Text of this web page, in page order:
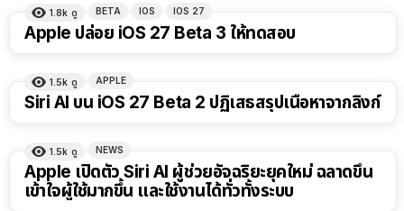
1.8k ดู BETA IOS IOS 27
Apple ปล่อย iOS 27 Beta 3 ให้ทดสอบ
1.5k ดู APPLE
Siri AI บน iOS 27 Beta 2 ปฏิเสธสรุปเนื้อหาจากลิงก์
1.5k ดู NEWS
Apple เปิดตัว Siri AI ผู้ช่วยอัจฉริยะยุคใหม่ ฉลาดขึ้น
เข้าใจผู้ใช้มากขึ้น และใช้งานได้ทั่วทั้งระบบ